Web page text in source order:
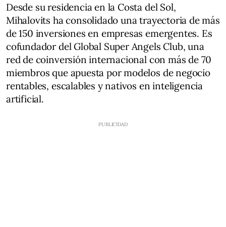
Desde su residencia en la Costa del Sol,
Mihalovits ha consolidado una trayectoria de más
de 150 inversiones en empresas emergentes. Es
cofundador del Global Super Angels Club, una
red de coinversión internacional con más de 70
miembros que apuesta por modelos de negocio
rentables, escalables y nativos en inteligencia
artificial.